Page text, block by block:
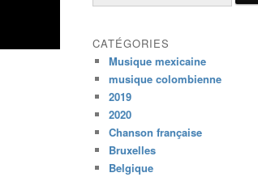
CATÉGORIES
Musique mexicaine
musique colombienne
2019
2020
Chanson française
Bruxelles
Belgique